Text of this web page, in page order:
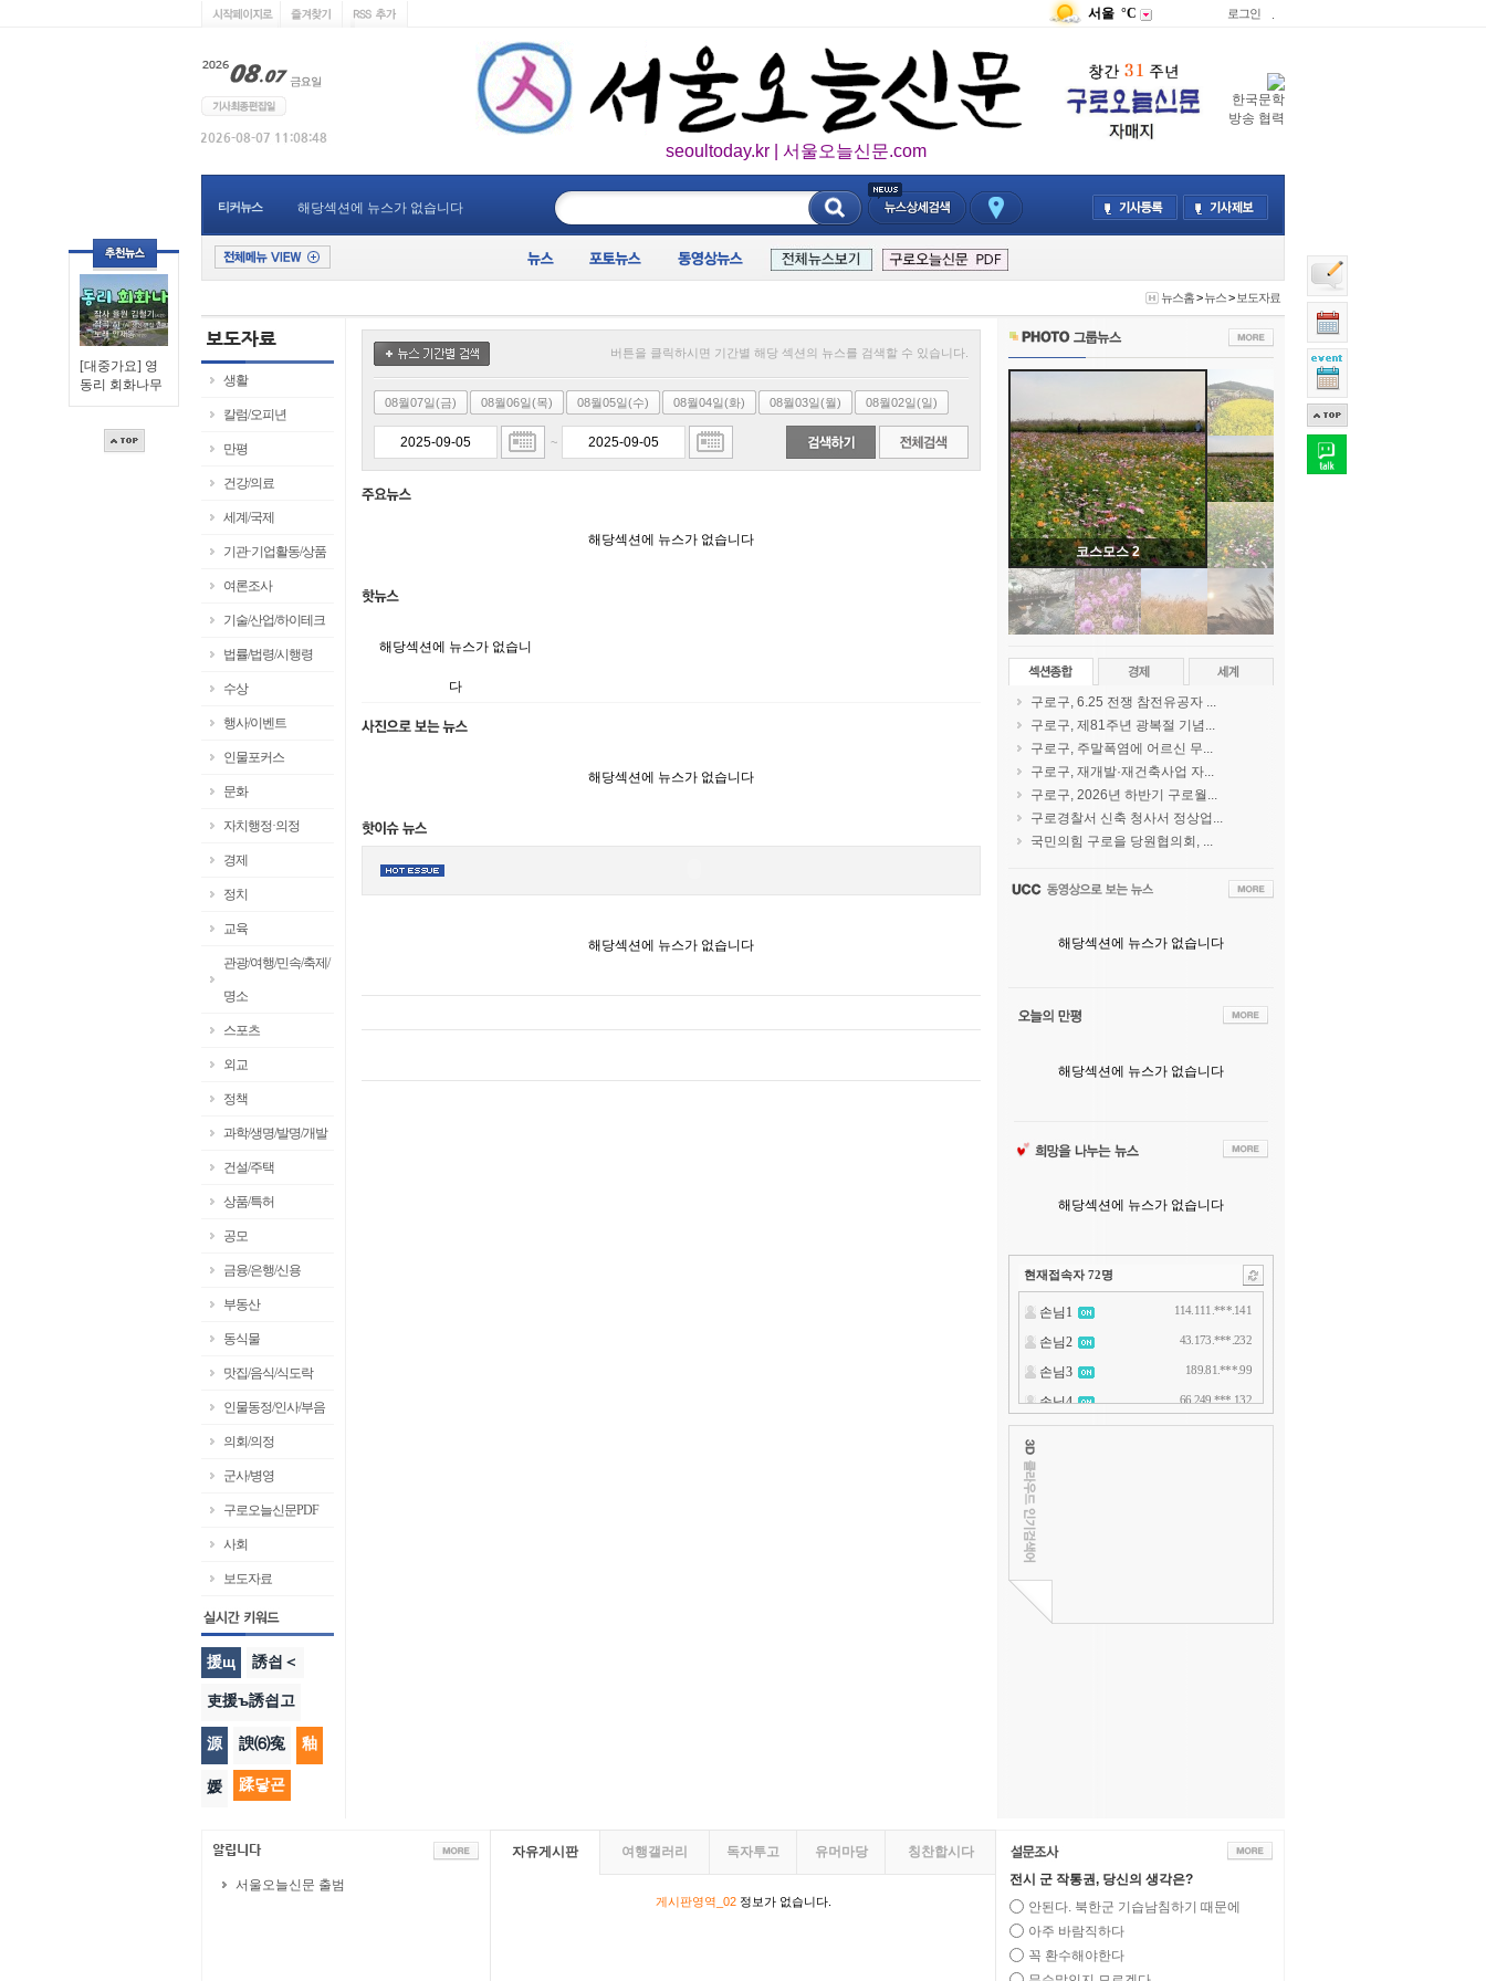
[대중가요] 영
동리 회화나무
서울 °C 로그인
seoultoday.kr | 서울오늘신문.com
한국문학
방송 협력
티커뉴스 해당섹션에 뉴스가 없습니다
뉴스홈>뉴스> 보도자료
생활
칼럼/오피년
만평
건강/의료
세계/국제
기관·기업활동/상품
여론조사
기술/산업/하이테크
법률/법령/시행령
수상
행사/이벤트
인물포커스
문화
자치행정·의정
경제
정치
교육
관광/여행/민속/축제/
명소
스포츠
외교
정책
과학/생명/발명/개발
건설/주택
상품/특허
공모
금융/은행/신용
부동산
동식물
맛집/음식/식도락
인물동정/인사/부음
의회/의정
군사/병영
구로오늘신문PDF
사회
보도자료
援щ 誘쇱＜
吏援ъ誘쇱고
源 諛⑹寃 釉
媛 蹂닿굔
버튼을 클릭하시면 기간별 해당 섹션의 뉴스를 검색할 수 있습니다.
08월07일(금) 08월06일(목) 08월05일(수) 08월04일(화) 08월03일(월) 08월02일(일)
~
해당섹션에 뉴스가 없습니다
해당섹션에 뉴스가 없습니
다
해당섹션에 뉴스가 없습니다
해당섹션에 뉴스가 없습니다
코스모스 2
구로구, 6.25 전쟁 참전유공자 ...
구로구, 제81주년 광복절 기념...
구로구, 주말폭염에 어르신 무...
구로구, 재개발·재건축사업 자...
구로구, 2026년 하반기 구로월...
구로경찰서 신축 청사서 정상업...
국민의힘 구로을 당원협의회, ...
해당섹션에 뉴스가 없습니다
해당섹션에 뉴스가 없습니다
해당섹션에 뉴스가 없습니다
현재접속자 72명
서울오늘신문 출범
자유게시판 여행갤러리 독자투고 유머마당 칭찬합시다
게시판영역_02정보가 없습니다.
전시 군 작통권, 당신의 생각은?
안된다. 북한군 기습남침하기 때문에
아주 바람직하다
꼭 환수해야한다